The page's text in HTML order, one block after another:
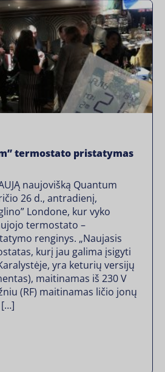
termostato pristatymas
naujovišką Quantum
26 d., antradienį,
Londone, kur vyko
termostato –
renginys. „Naujasis
kurį jau galima įsigyti
yra keturių versijų
maitinamas iš 230 V
(RF) maitinamas ličio jonų